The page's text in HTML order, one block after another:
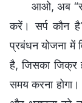
आओ, अब
करें। सर्प कौन
प्रबंधन योजना में
है, जिसका जिक्र
समय करना